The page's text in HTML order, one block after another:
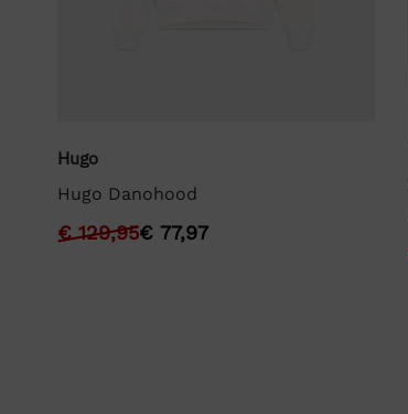
Hugo
Hugo Danohood
€129,95€ 77,97